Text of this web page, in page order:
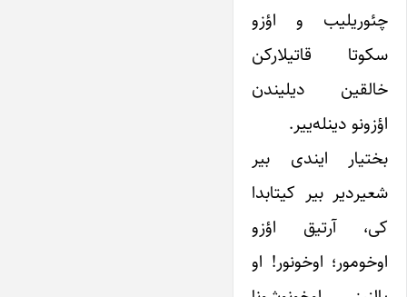
چئوریلیب و اؤزو
سکوتا قاتیلارکن
خالقین دیلیندن
اؤزونو دینله‌ییر.
بختیار ایندی بیر
شعیردیر بیر کیتابدا
کی، آرتیق اؤزو
اوخومور؛ اوخونور! او